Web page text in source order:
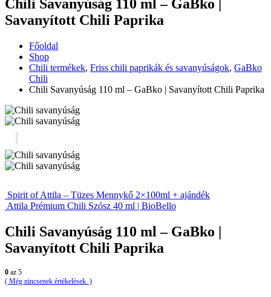
Chili Savanyúság 110 ml – GaBko |
Savanyított Chili Paprika
Főoldal
Shop
Chili termékek, Friss chili paprikák és savanyúságok, GaBko
Chili
Chili Savanyúság 110 ml – GaBko | Savanyított Chili Paprika
Spirit of Attila – Tüzes Mennykő 2×100ml + ajándék
Attila Prémium Chili Szósz 40 ml | BioBello
Chili Savanyúság 110 ml – GaBko |
Savanyított Chili Paprika
0 az 5
( Még nincsenek értékelések. )